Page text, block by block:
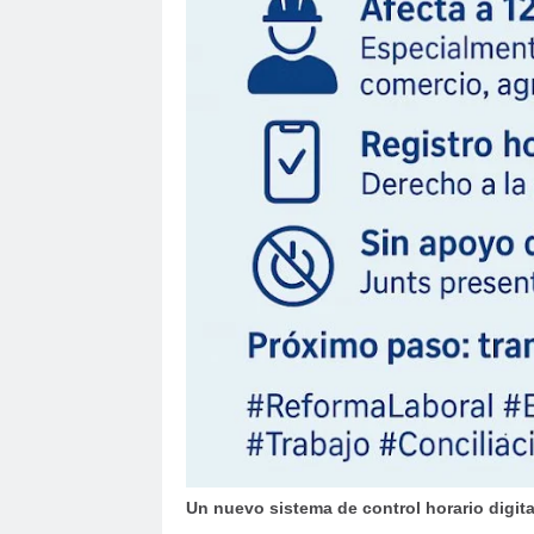
Un nuevo sistema de control horario